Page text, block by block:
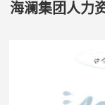
海澜集团人力